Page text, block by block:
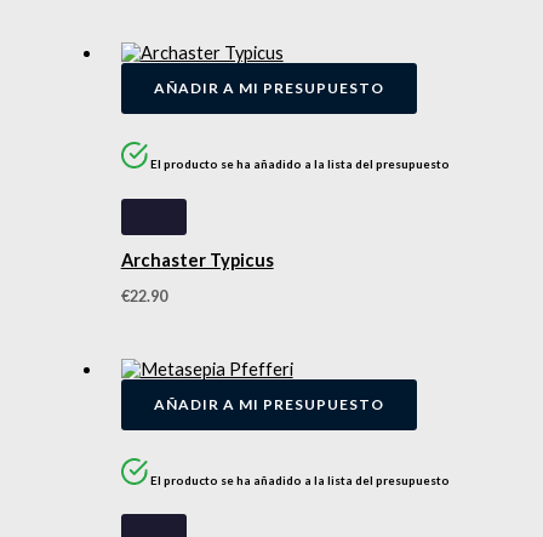
AÑADIR A MI PRESUPUESTO
El producto se ha añadido a la lista del presupuesto
Archaster Typicus
€22.90
AÑADIR A MI PRESUPUESTO
El producto se ha añadido a la lista del presupuesto